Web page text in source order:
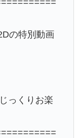
の特別動画
っくりお楽